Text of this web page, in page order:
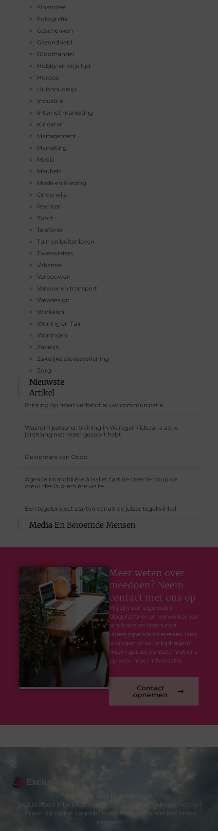
Financieel
Fotografie
Geschenken
Gezondheid
Groothandel
Hobby en vrije tijd
Horeca
Huishoudelijk
Industrie
Internet marketing
Kinderen
Management
Marketing
Media
Meubels
Mode en Kleding
Onderwijs
Rechten
Sport
Telefonie
Tuin en buitenleven
Tweewielers
Vakantie
Verbouwen
Vervoer en transport
Webdesign
Winkelen
Woning en Tuin
Woningen
Zakelijk
Zakelijke dienstverlening
Zorg
Nieuwste
Artikel
Printing op maat verbindt al uw communicatie
Waarom personal training in Waregem ideaal is als je
jarenlang niet meer gesport hebt
De opmars van Odoo
Agence immobilière à Hal et l’art de créer le coup de
cœur dès la première visite
Een tegelproject starten vanuit de juiste tegelwinkel
Media En Beroemde Mensen
Meer weten over
meedoen? Neem
contact met ons op
Wij zijn een algemeen
blogplatform en verwelkomen
schrijvers en lezers met
uiteenlopende interesses. Heb
je vragen of wil je bijdragen?
Neem gerust contact met ons
op voor meer informatie.
Contact
opnemen
“Bijzonder veel te ontdekken.”
Exclusiefbedrijf.be biedt een selectie blogs en artikelen met een
unieke kijk op het dagelijks leven. Voor lezers met een brede
interesse.